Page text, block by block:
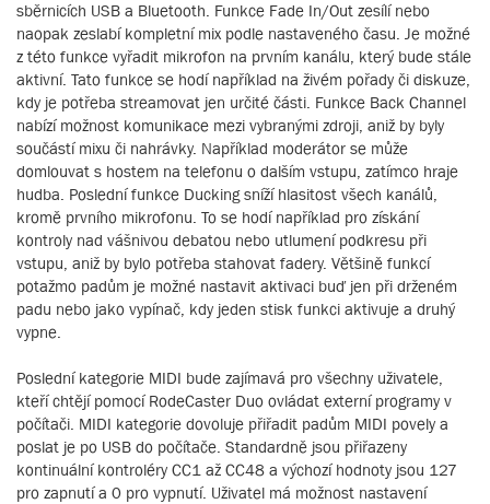
sběrnicích USB a Bluetooth. Funkce Fade In/Out zesílí nebo
naopak zeslabí kompletní mix podle nastaveného času. Je možné
z této funkce vyřadit mikrofon na prvním kanálu, který bude stále
aktivní. Tato funkce se hodí například na živém pořady či diskuze,
kdy je potřeba streamovat jen určité části. Funkce Back Channel
nabízí možnost komunikace mezi vybranými zdroji, aniž by byly
součástí mixu či nahrávky. Například moderátor se může
domlouvat s hostem na telefonu o dalším vstupu, zatímco hraje
hudba. Poslední funkce Ducking sníží hlasitost všech kanálů,
kromě prvního mikrofonu. To se hodí například pro získání
kontroly nad vášnivou debatou nebo utlumení podkresu při
vstupu, aniž by bylo potřeba stahovat fadery. Většině funkcí
potažmo padům je možné nastavit aktivaci buď jen při drženém
padu nebo jako vypínač, kdy jeden stisk funkci aktivuje a druhý
vypne.
Poslední kategorie MIDI bude zajímavá pro všechny uživatele,
kteří chtějí pomocí RodeCaster Duo ovládat externí programy v
počítači. MIDI kategorie dovoluje přiřadit padům MIDI povely a
poslat je po USB do počítače. Standardně jsou přiřazeny
kontinuální kontroléry CC1 až CC48 a výchozí hodnoty jsou 127
pro zapnutí a 0 pro vypnutí. Uživatel má možnost nastavení